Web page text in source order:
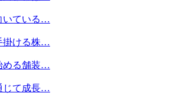
いている…
掛ける株…
める舗装…
じて成長…